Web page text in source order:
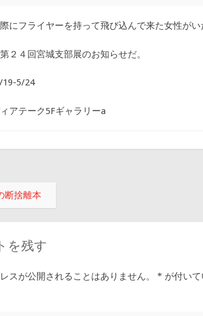
にフライヤーを持って飛び込んで来た女性がい
２４回宮城支部展のお知らせだ。
19-5/24
アテーク5Fギャラリーa
ーション
断捨離本
を残す
スが公開されることはありません。 * が付い